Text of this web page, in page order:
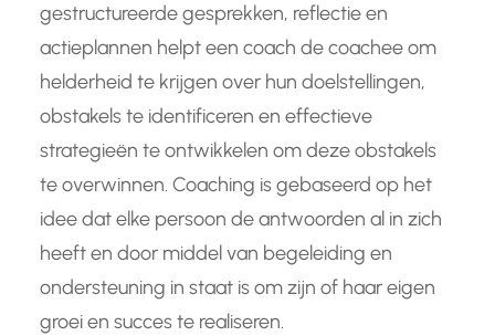
gestructureerde gesprekken, reflectie en
actieplannen helpt een coach de coachee om
helderheid te krijgen over hun doelstellingen,
obstakels te identificeren en effectieve
strategieën te ontwikkelen om deze obstakels
te overwinnen. Coaching is gebaseerd op het
idee dat elke persoon de antwoorden al in zich
heeft en door middel van begeleiding en
ondersteuning in staat is om zijn of haar eigen
groei en succes te realiseren.